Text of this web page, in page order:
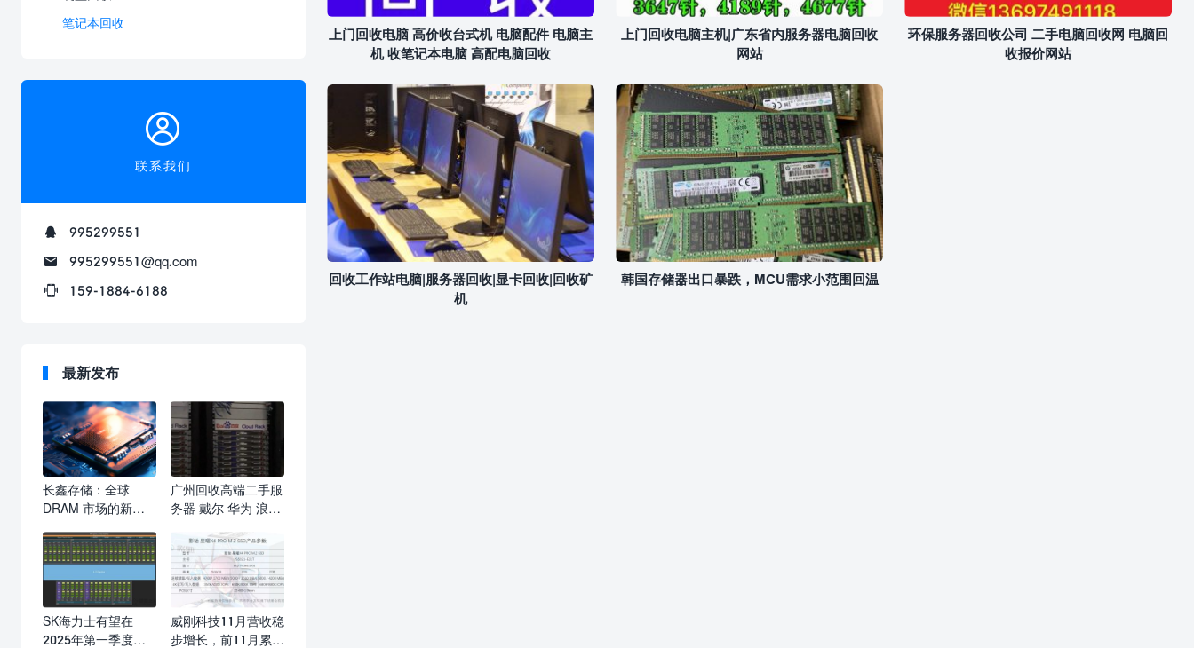
上门回收电脑 高价收台式机 电脑配件 电脑主
机 收笔记本电脑 高配电脑回收
上门回收电脑主机|广东省内服务器电脑回收
网站
环保服务器回收公司 二手电脑回收网 电脑回
收报价网站
回收工作站电脑|服务器回收|显卡回收|回收矿
机
韩国存储器出口暴跌，MCU需求小范围回温
笔记本回收
联系我们
995299551
995299551@qq.com
159-1884-6188
最新发布
长鑫存储：全球
DRAM 市场的新兴
广州回收高端二手服
务器 戴尔 华为 浪潮
SK海力士有望在
2025年第一季度
威刚科技11月营收稳
步增长，前11月累计